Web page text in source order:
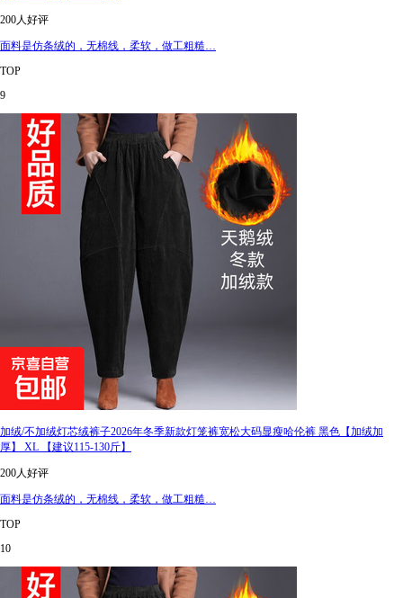
200人好评
面料是仿条绒的，无棉线，柔软，做工粗糙…
TOP
9
加绒/不加绒灯芯绒裤子2026年冬季新款灯笼裤宽松大码显瘦哈伦裤 黑色【加绒加
厚】 XL 【建议115-130斤】
200人好评
面料是仿条绒的，无棉线，柔软，做工粗糙…
TOP
10